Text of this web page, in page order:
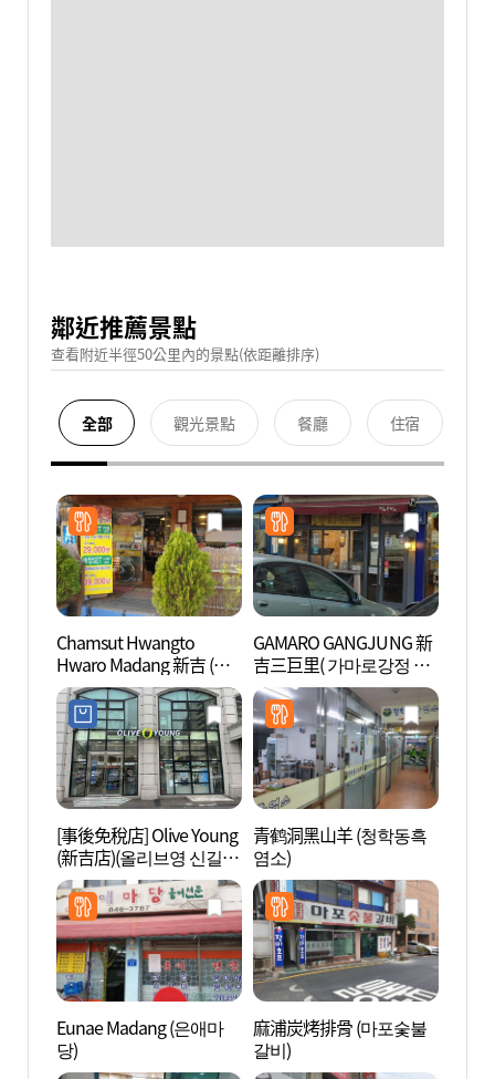
鄰近推薦景點
查看附近半徑50公里內的景點(依距離排序)
全部 觀光景點 餐廳 住宿
Chamsut Hwangto
Hwaro Madang 新吉 (참
숯황토화로마당 신길)
GAMARO GANGJUNG 新
吉三巨里( 가마로강정 신
길삼거리 )
[事後免稅店] Olive Young
(新吉店)(올리브영 신길
점)
青鹤洞黑山羊 (청학동흑
염소)
Eunae Madang (은애마
당)
麻浦炭烤排骨 (마포숯불
갈비)